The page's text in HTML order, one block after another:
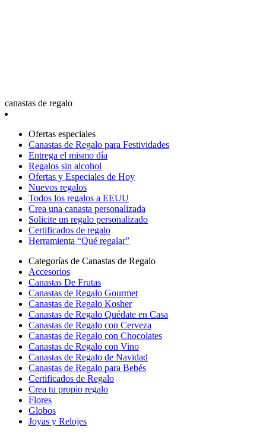
canastas de regalo
Ofertas especiales
Canastas de Regalo para Festividades
Entrega el mismo día
Regalos sin alcohol
Ofertas y Especiales de Hoy
Nuevos regalos
Todos los regalos a EEUU
Crea una canasta personalizada
Solicite un regalo personalizado
Certificados de regalo
Herramienta “Qué regalar”
Categorías de Canastas de Regalo
Accesorios
Canastas De Frutas
Canastas de Regalo Gourmet
Canastas de Regalo Kosher
Canastas de Regalo Quédate en Casa
Canastas de Regalo con Cerveza
Canastas de Regalo con Chocolates
Canastas de Regalo con Vino
Canastas de Regalo de Navidad
Canastas de Regalo para Bebés
Certificados de Regalo
Crea tu propio regalo
Flores
Globos
Joyas y Relojes